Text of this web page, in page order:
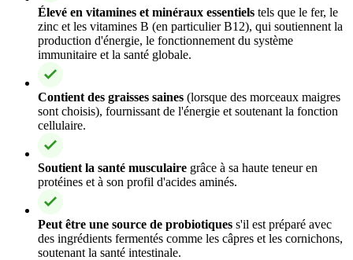
Élevé en vitamines et minéraux essentiels tels que le fer, le
zinc et les vitamines B (en particulier B12), qui soutiennent la
production d'énergie, le fonctionnement du système
immunitaire et la santé globale.
Contient des graisses saines (lorsque des morceaux maigres
sont choisis), fournissant de l'énergie et soutenant la fonction
cellulaire.
Soutient la santé musculaire grâce à sa haute teneur en
protéines et à son profil d'acides aminés.
Peut être une source de probiotiques s'il est préparé avec
des ingrédients fermentés comme les câpres et les cornichons,
soutenant la santé intestinale.